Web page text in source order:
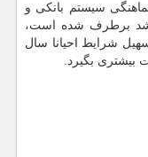
سیستم بانکی و
شد برطرف شده است،
شرایط احیانا سال
بیشتری بگیرد.